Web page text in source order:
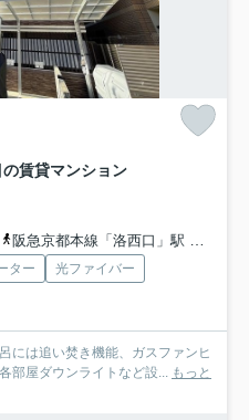
賃貸マンション
阪急京都本線「洛西口」駅 徒歩15分
ター
光ファイバー
には追い焚き機能、ガスファンヒ
部屋ダウンライトなど設... もっと